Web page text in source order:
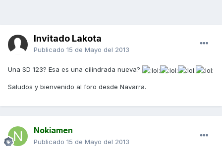
Invitado Lakota
Publicado 15 de Mayo del 2013
Una SD 123? Esa es una cilindrada nueva?
Saludos y bienvenido al foro desde Navarra.
Nokiamen
Publicado 15 de Mayo del 2013